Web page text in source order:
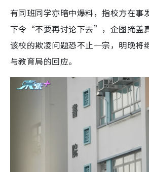
有同班同学亦暗中爆料，指校方在事
下令“不要再讨论下去”，企图掩盖
该校的欺凌问题恐不止一宗，明晚将
与教育局的回应。